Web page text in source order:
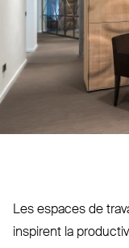
Les espaces de
inspirent la